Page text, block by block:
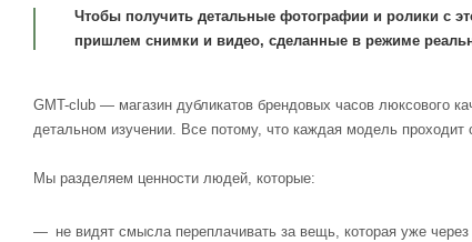
Чтобы получить детальные фотографии и ролики с
пришлем снимки и видео, сделанные в режиме
GMT-club — магазин дубликатов брендовых часов люксового
детальном изучении. Все потому, что каждая модель проходит
Мы разделяем ценности людей, которые:
не видят смысла переплачивать за вещь, которая уже